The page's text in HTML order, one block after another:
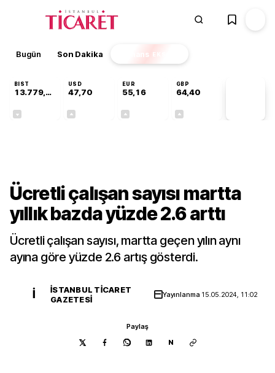
Bugün Son Dakika Finans EKSTRA
BIST
13.779,39
USD
47,70
EUR
55,16
GBP
64,40
Ücretli çalışan sayısı martta
yıllık bazda yüzde 2.6 arttı
Ücretli çalışan sayısı, martta geçen yılın aynı
ayına göre yüzde 2.6 artış gösterdi.
İ
İSTANBUL TICARET
GAZETESI
Yayınlanma 15.05.2024, 11:02
Paylaş
N